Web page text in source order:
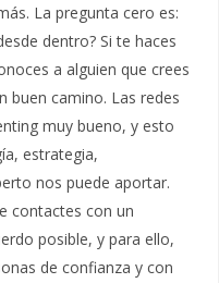
La pregunta cero es:
dentro? Si te haces
a alguien que crees
buen camino. Las redes
muy bueno, y esto
estrategia,
nos puede aportar.
contactes con un
posible, y para ello,
de confianza y con